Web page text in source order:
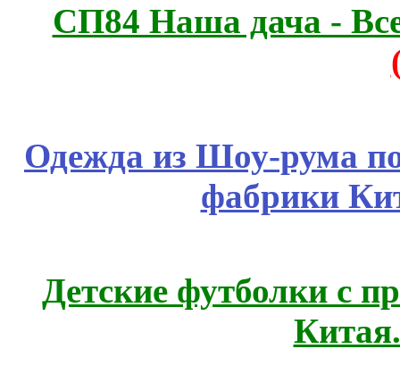
СП84 Наша дача -
Одежда из Шоу-рума
фабрики
Детские футболки с